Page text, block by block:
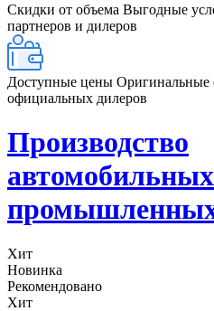
Скидки от объема Выгодные
партнеров и дилеров
Доступные цены Оригинальные
официальных дилеров
Производство
Хит
Новинка
Рекомендовано
Хит